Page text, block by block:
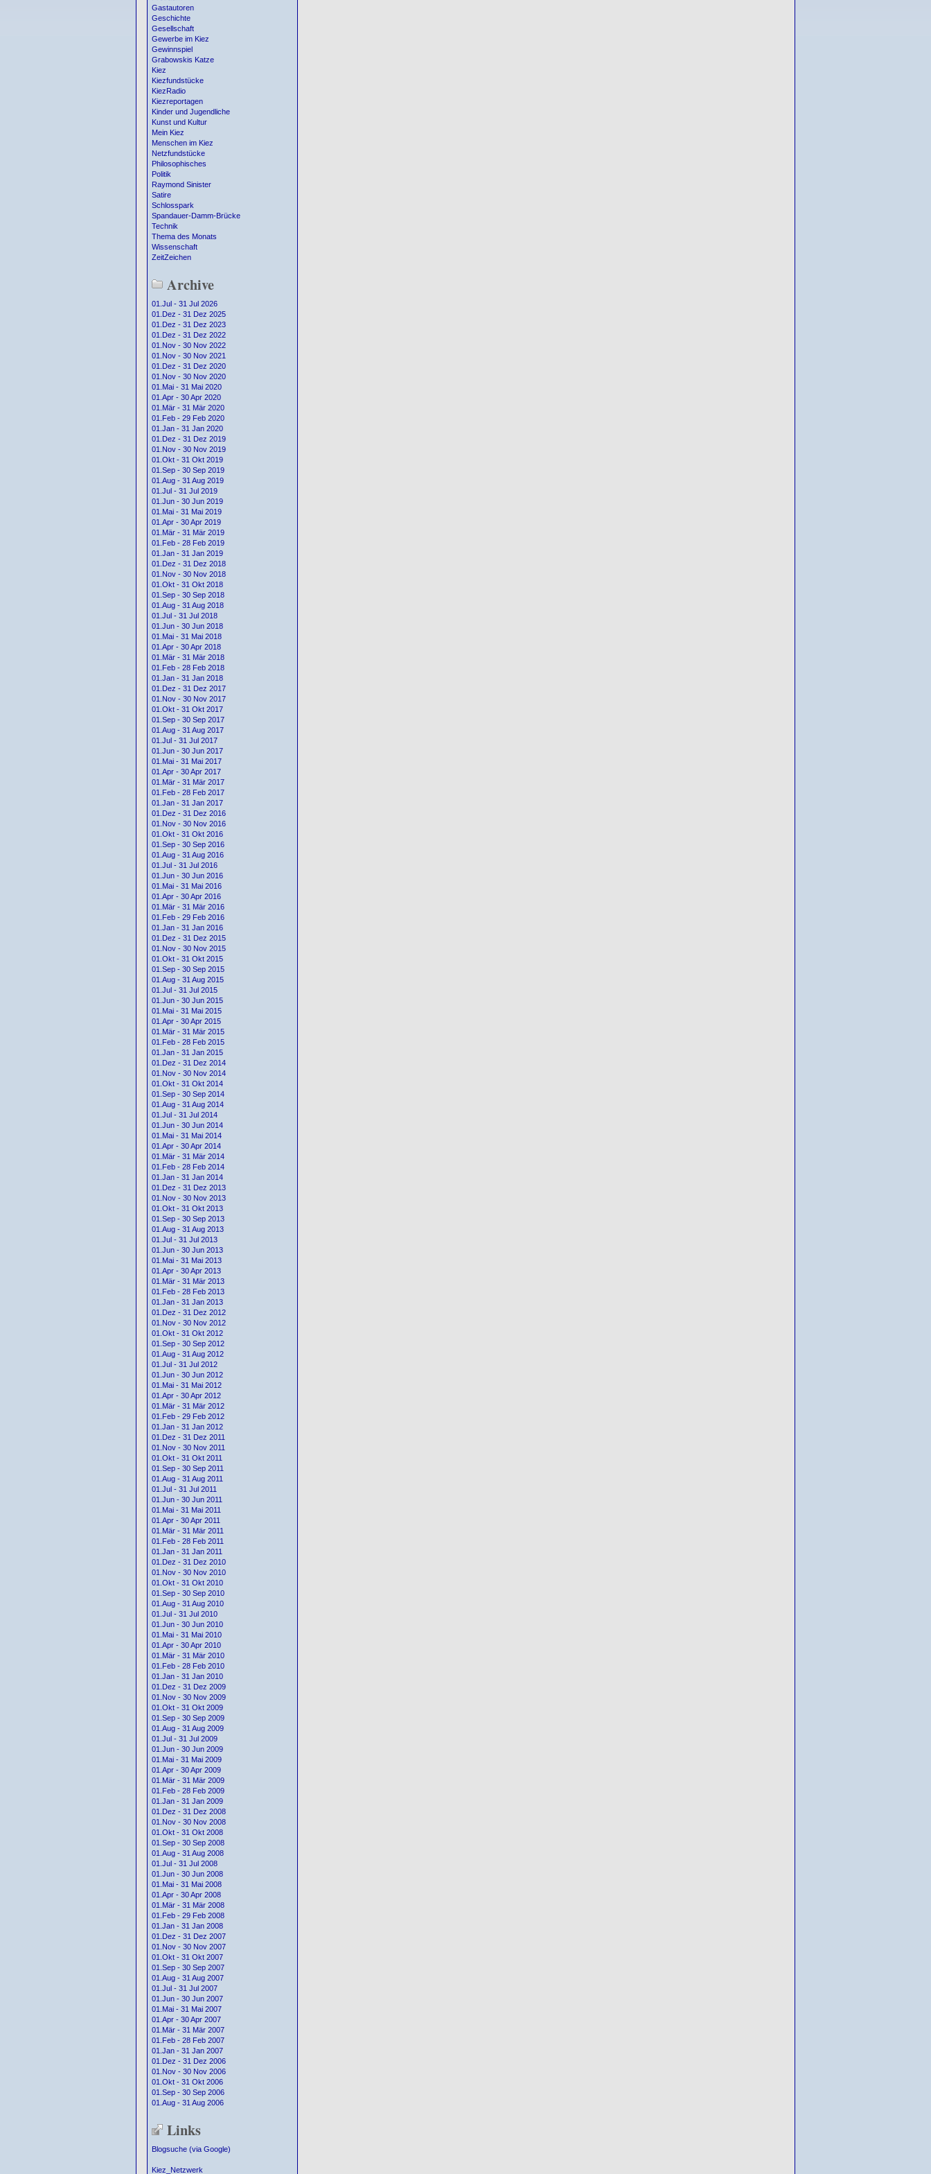
Gastautoren
Geschichte
Gesellschaft
Gewerbe im Kiez
Gewinnspiel
Grabowskis Katze
Kiez
Kiezfundstücke
KiezRadio
Kiezreportagen
Kinder und Jugendliche
Kunst und Kultur
Mein Kiez
Menschen im Kiez
Netzfundstücke
Philosophisches
Politik
Raymond Sinister
Satire
Schlosspark
Spandauer-Damm-Brücke
Technik
Thema des Monats
Wissenschaft
ZeitZeichen
Archive
01.Jul - 31 Jul 2026
01.Dez - 31 Dez 2025
01.Dez - 31 Dez 2023
01.Dez - 31 Dez 2022
01.Nov - 30 Nov 2022
01.Nov - 30 Nov 2021
01.Dez - 31 Dez 2020
01.Nov - 30 Nov 2020
01.Mai - 31 Mai 2020
01.Apr - 30 Apr 2020
01.Mär - 31 Mär 2020
01.Feb - 29 Feb 2020
01.Jan - 31 Jan 2020
01.Dez - 31 Dez 2019
01.Nov - 30 Nov 2019
01.Okt - 31 Okt 2019
01.Sep - 30 Sep 2019
01.Aug - 31 Aug 2019
01.Jul - 31 Jul 2019
01.Jun - 30 Jun 2019
01.Mai - 31 Mai 2019
01.Apr - 30 Apr 2019
01.Mär - 31 Mär 2019
01.Feb - 28 Feb 2019
01.Jan - 31 Jan 2019
01.Dez - 31 Dez 2018
01.Nov - 30 Nov 2018
01.Okt - 31 Okt 2018
01.Sep - 30 Sep 2018
01.Aug - 31 Aug 2018
01.Jul - 31 Jul 2018
01.Jun - 30 Jun 2018
01.Mai - 31 Mai 2018
01.Apr - 30 Apr 2018
01.Mär - 31 Mär 2018
01.Feb - 28 Feb 2018
01.Jan - 31 Jan 2018
01.Dez - 31 Dez 2017
01.Nov - 30 Nov 2017
01.Okt - 31 Okt 2017
01.Sep - 30 Sep 2017
01.Aug - 31 Aug 2017
01.Jul - 31 Jul 2017
01.Jun - 30 Jun 2017
01.Mai - 31 Mai 2017
01.Apr - 30 Apr 2017
01.Mär - 31 Mär 2017
01.Feb - 28 Feb 2017
01.Jan - 31 Jan 2017
01.Dez - 31 Dez 2016
01.Nov - 30 Nov 2016
01.Okt - 31 Okt 2016
01.Sep - 30 Sep 2016
01.Aug - 31 Aug 2016
01.Jul - 31 Jul 2016
01.Jun - 30 Jun 2016
01.Mai - 31 Mai 2016
01.Apr - 30 Apr 2016
01.Mär - 31 Mär 2016
01.Feb - 29 Feb 2016
01.Jan - 31 Jan 2016
01.Dez - 31 Dez 2015
01.Nov - 30 Nov 2015
01.Okt - 31 Okt 2015
01.Sep - 30 Sep 2015
01.Aug - 31 Aug 2015
01.Jul - 31 Jul 2015
01.Jun - 30 Jun 2015
01.Mai - 31 Mai 2015
01.Apr - 30 Apr 2015
01.Mär - 31 Mär 2015
01.Feb - 28 Feb 2015
01.Jan - 31 Jan 2015
01.Dez - 31 Dez 2014
01.Nov - 30 Nov 2014
01.Okt - 31 Okt 2014
01.Sep - 30 Sep 2014
01.Aug - 31 Aug 2014
01.Jul - 31 Jul 2014
01.Jun - 30 Jun 2014
01.Mai - 31 Mai 2014
01.Apr - 30 Apr 2014
01.Mär - 31 Mär 2014
01.Feb - 28 Feb 2014
01.Jan - 31 Jan 2014
01.Dez - 31 Dez 2013
01.Nov - 30 Nov 2013
01.Okt - 31 Okt 2013
01.Sep - 30 Sep 2013
01.Aug - 31 Aug 2013
01.Jul - 31 Jul 2013
01.Jun - 30 Jun 2013
01.Mai - 31 Mai 2013
01.Apr - 30 Apr 2013
01.Mär - 31 Mär 2013
01.Feb - 28 Feb 2013
01.Jan - 31 Jan 2013
01.Dez - 31 Dez 2012
01.Nov - 30 Nov 2012
01.Okt - 31 Okt 2012
01.Sep - 30 Sep 2012
01.Aug - 31 Aug 2012
01.Jul - 31 Jul 2012
01.Jun - 30 Jun 2012
01.Mai - 31 Mai 2012
01.Apr - 30 Apr 2012
01.Mär - 31 Mär 2012
01.Feb - 29 Feb 2012
01.Jan - 31 Jan 2012
01.Dez - 31 Dez 2011
01.Nov - 30 Nov 2011
01.Okt - 31 Okt 2011
01.Sep - 30 Sep 2011
01.Aug - 31 Aug 2011
01.Jul - 31 Jul 2011
01.Jun - 30 Jun 2011
01.Mai - 31 Mai 2011
01.Apr - 30 Apr 2011
01.Mär - 31 Mär 2011
01.Feb - 28 Feb 2011
01.Jan - 31 Jan 2011
01.Dez - 31 Dez 2010
01.Nov - 30 Nov 2010
01.Okt - 31 Okt 2010
01.Sep - 30 Sep 2010
01.Aug - 31 Aug 2010
01.Jul - 31 Jul 2010
01.Jun - 30 Jun 2010
01.Mai - 31 Mai 2010
01.Apr - 30 Apr 2010
01.Mär - 31 Mär 2010
01.Feb - 28 Feb 2010
01.Jan - 31 Jan 2010
01.Dez - 31 Dez 2009
01.Nov - 30 Nov 2009
01.Okt - 31 Okt 2009
01.Sep - 30 Sep 2009
01.Aug - 31 Aug 2009
01.Jul - 31 Jul 2009
01.Jun - 30 Jun 2009
01.Mai - 31 Mai 2009
01.Apr - 30 Apr 2009
01.Mär - 31 Mär 2009
01.Feb - 28 Feb 2009
01.Jan - 31 Jan 2009
01.Dez - 31 Dez 2008
01.Nov - 30 Nov 2008
01.Okt - 31 Okt 2008
01.Sep - 30 Sep 2008
01.Aug - 31 Aug 2008
01.Jul - 31 Jul 2008
01.Jun - 30 Jun 2008
01.Mai - 31 Mai 2008
01.Apr - 30 Apr 2008
01.Mär - 31 Mär 2008
01.Feb - 29 Feb 2008
01.Jan - 31 Jan 2008
01.Dez - 31 Dez 2007
01.Nov - 30 Nov 2007
01.Okt - 31 Okt 2007
01.Sep - 30 Sep 2007
01.Aug - 31 Aug 2007
01.Jul - 31 Jul 2007
01.Jun - 30 Jun 2007
01.Mai - 31 Mai 2007
01.Apr - 30 Apr 2007
01.Mär - 31 Mär 2007
01.Feb - 28 Feb 2007
01.Jan - 31 Jan 2007
01.Dez - 31 Dez 2006
01.Nov - 30 Nov 2006
01.Okt - 31 Okt 2006
01.Sep - 30 Sep 2006
01.Aug - 31 Aug 2006
Links
Blogsuche (via Google)
Kiez_Netzwerk